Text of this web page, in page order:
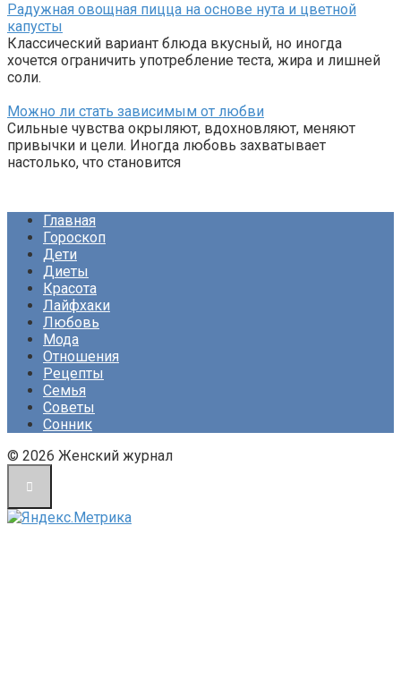
Радужная овощная пицца на основе нута и цветной
капусты
Классический вариант блюда вкусный, но иногда
хочется ограничить употребление теста, жира и лишней
соли.
Можно ли стать зависимым от любви
Сильные чувства окрыляют, вдохновляют, меняют
привычки и цели. Иногда любовь захватывает
настолько, что становится
Главная
Гороскоп
Дети
Диеты
Красота
Лайфхаки
Любовь
Мода
Отношения
Рецепты
Семья
Советы
Сонник
© 2026 Женский журнал